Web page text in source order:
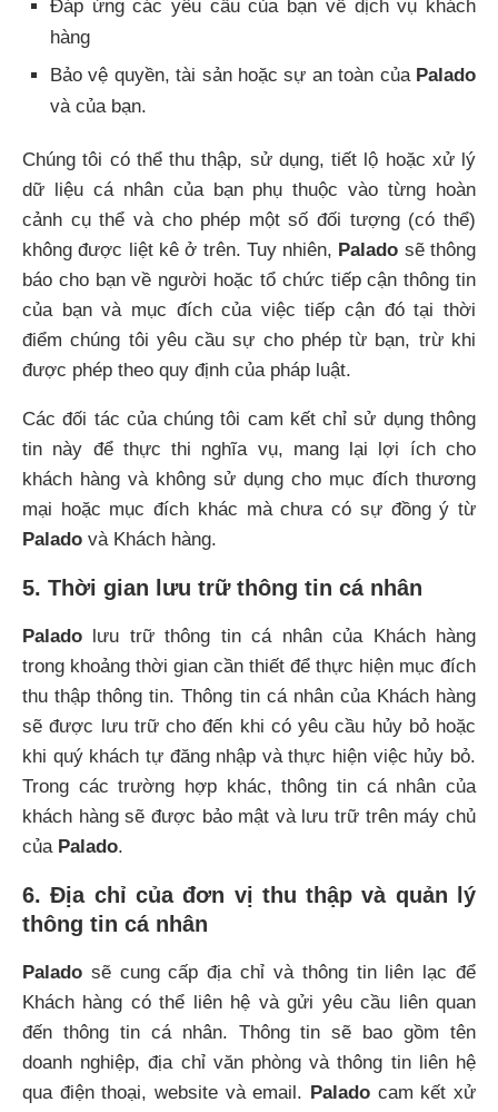
Đáp ứng các yêu cầu của bạn về dịch vụ khách
hàng
Bảo vệ quyền, tài sản hoặc sự an toàn của Palado
và của bạn.
Chúng tôi có thể thu thập, sử dụng, tiết lộ hoặc xử lý
dữ liệu cá nhân của bạn phụ thuộc vào từng hoàn
cảnh cụ thể và cho phép một số đối tượng (có thể)
không được liệt kê ở trên. Tuy nhiên, Palado sẽ thông
báo cho bạn về người hoặc tổ chức tiếp cận thông tin
của bạn và mục đích của việc tiếp cận đó tại thời
điểm chúng tôi yêu cầu sự cho phép từ bạn, trừ khi
được phép theo quy định của pháp luật.
Các đối tác của chúng tôi cam kết chỉ sử dụng thông
tin này để thực thi nghĩa vụ, mang lại lợi ích cho
khách hàng và không sử dụng cho mục đích thương
mại hoặc mục đích khác mà chưa có sự đồng ý từ
Palado và Khách hàng.
5. Thời gian lưu trữ thông tin cá nhân
Palado lưu trữ thông tin cá nhân của Khách hàng
trong khoảng thời gian cần thiết để thực hiện mục đích
thu thập thông tin. Thông tin cá nhân của Khách hàng
sẽ được lưu trữ cho đến khi có yêu cầu hủy bỏ hoặc
khi quý khách tự đăng nhập và thực hiện việc hủy bỏ.
Trong các trường hợp khác, thông tin cá nhân của
khách hàng sẽ được bảo mật và lưu trữ trên máy chủ
của Palado.
6. Địa chỉ của đơn vị thu thập và quản lý
thông tin cá nhân
Palado sẽ cung cấp địa chỉ và thông tin liên lạc để
Khách hàng có thể liên hệ và gửi yêu cầu liên quan
đến thông tin cá nhân. Thông tin sẽ bao gồm tên
doanh nghiệp, địa chỉ văn phòng và thông tin liên hệ
qua điện thoại, website và email. Palado cam kết xử